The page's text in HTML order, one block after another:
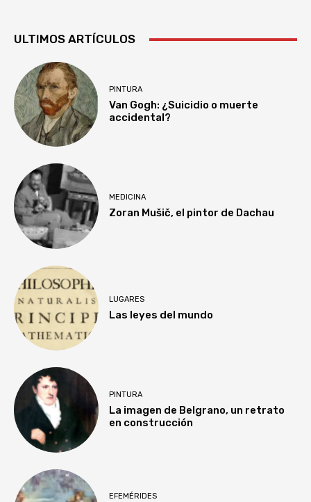
ULTIMOS ARTÍCULOS
PINTURA
Van Gogh: ¿Suicidio o muerte
accidental?
MEDICINA
Zoran Mušič, el pintor de Dachau
LUGARES
Las leyes del mundo
PINTURA
La imagen de Belgrano, un retrato
en construcción
EFEMÉRIDES